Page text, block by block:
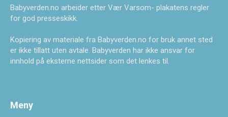
Babyverden.no arbeider etter Vær Varsom- plakatens regler
for god presseskikk.
Kopiering av materiale fra Babyverden.no for bruk annet sted
er ikke tillatt uten avtale. Babyverden har ikke ansvar for
innhold på eksterne nettsider som det lenkes til.
Meny